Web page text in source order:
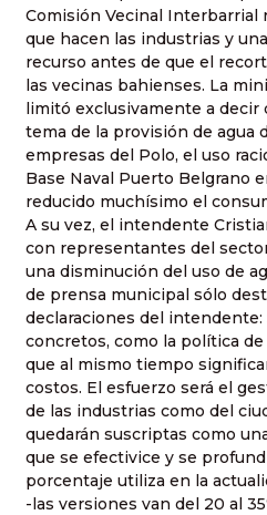
Comisión Vecinal Interbarrial
que hacen las industrias y
recurso antes de que el
las vecinas bahienses. La
limitó exclusivamente a decir
tema de la provisión de agua
empresas del Polo, el uso
Base Naval Puerto Belgrano
reducido muchísimo el
A su vez, el intendente
con representantes del
una disminución del uso de
de prensa municipal sólo
declaraciones del intendente:
concretos, como la política
que al mismo tiempo
costos. El esfuerzo será el
de las industrias como del
quedarán suscriptas como
que se efectivice y se
porcentaje utiliza en la
-las versiones van del 20 al